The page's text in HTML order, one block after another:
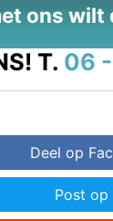
ons wilt
T. 06 -
Deel op
Post op